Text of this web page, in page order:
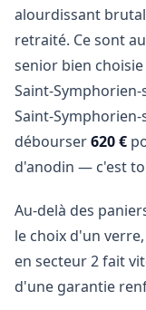
alourdissant
retraité. Ce sont
senior bien
Saint-
Saint-Symphorien-
débourser620 €
d'anodin — c'est
Au-delà des
le choix d'un
en secteur 2 fait
d'une garantie